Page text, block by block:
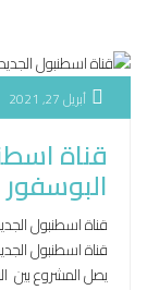
أبريل 27, 2021
قناة
البوسفور
قناة اسطنبول
يصل المشروع بين